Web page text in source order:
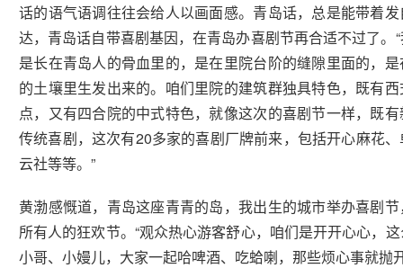
话的语气语调往往会给人以画面感。青岛话，总是能带着
达，青岛话自带喜剧基因，在青岛办喜剧节再合适不过了。
是长在青岛人的骨血里的，是在里院台阶的缝隙里面的，
的土壤里生发出来的。咱们里院的建筑群独具特色，既有
点，又有四合院的中式特色，就像这次的喜剧节一样，既
传统喜剧，这次有20多家的喜剧厂牌前来，包括开心麻花
云社等等。”
黄渤感慨道，青岛这座青青的岛，我出生的城市举办喜剧
所有人的狂欢节。“观众热心游客舒心，咱们是开开心心，
小哥、小嫚儿，大家一起哈啤酒、吃蛤喇，那些烦心事就抛